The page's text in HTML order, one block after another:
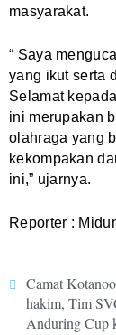
masyarakat.
“ Saya
yang ikut serta
Selamat
ini merupakan
olahraga yang
kekompakan
ini,” ujarnya.
Reporter :
Camat
hakim, Tim
Anduring Cup